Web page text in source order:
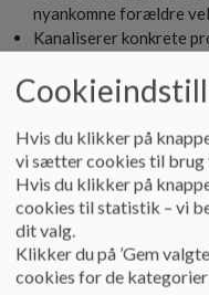
nyankomne forældre
Kanaliserer konkrete
ledelsen.
Opgavens omfang
Der holdes møde ca. 2-
varighed.
Der arrangeres mindst
skoleår.
Hvis du klikker på
vi sætter cookies til
Hvis du klikker på
cookies til statistik – vi
dit valg.
Klikker du på ’Gem
cookies for de